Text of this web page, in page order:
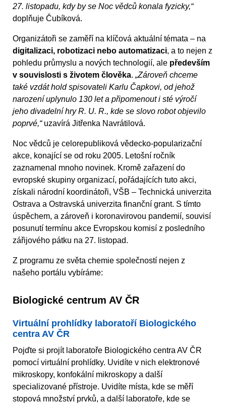
27. listopadu, kdy by se Noc vědců konala fyzicky,“
doplňuje Čubíková.
Organizátoři se zaměří na klíčová aktuální témata – na
digitalizaci, robotizaci nebo automatizaci, a to nejen z
pohledu průmyslu a nových technologií, ale především
v souvislosti s životem člověka. „Zároveň chceme
také vzdát hold spisovateli Karlu Čapkovi, od jehož
narození uplynulo 130 let a připomenout i sté výročí
jeho divadelní hry R. U. R., kde se slovo robot objevilo
poprvé,“uzavírá Jitřenka Navrátilová.
Noc vědců je celorepubliková vědecko-popularizační
akce, konající se od roku 2005. Letošní ročník
zaznamenal mnoho novinek. Kromě zařazení do
evropské skupiny organizací, pořádajících tuto akci,
získali národní koordinátoři, VŠB – Technická univerzita
Ostrava a Ostravská univerzita finanční grant. S tímto
úspěchem, a zároveň i koronavirovou pandemií, souvisí
posunutí termínu akce Evropskou komisí z posledního
zářijového pátku na 27. listopad.
Z programu ze světa chemie společností nejen z
našeho portálu vybíráme:
Biologické centrum AV ČR
Virtuální prohlídky laboratoří Biologického
centra AV ČR
Pojďte si projít laboratoře Biologického centra AV ČR
pomocí virtuální prohlídky. Uvidíte v nich elektronové
mikroskopy, konfokální mikroskopy a další
specializované přístroje. Uvidíte místa, kde se měří
stopová množství prvků, a další laboratoře, kde se